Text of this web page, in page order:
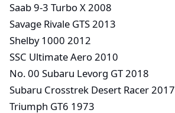
Saab 9-3 Turbo X 2008
Savage Rivale GTS 2013
Shelby 1000 2012
SSC Ultimate Aero 2010
No. 00 Subaru Levorg GT 2018
Subaru Crosstrek Desert Racer 2017
Triumph GT6 1973